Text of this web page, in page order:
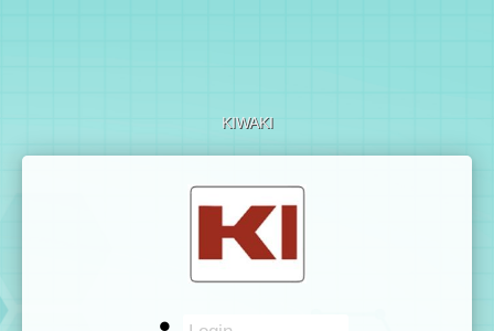
KIWAKI